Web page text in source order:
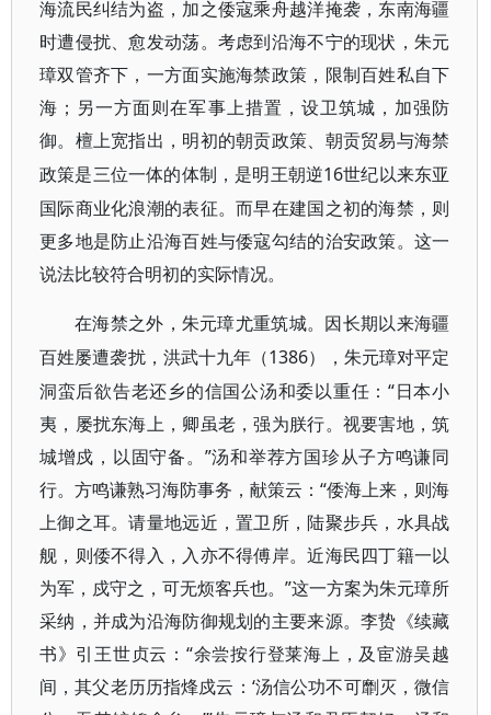
海流民纠结为盗，加之倭寇乘舟越洋掩袭，东南海疆
时遭侵扰、愈发动荡。考虑到沿海不宁的现状，朱元
璋双管齐下，一方面实施海禁政策，限制百姓私自下
海；另一方面则在军事上措置，设卫筑城，加强防
御。檀上宽指出，明初的朝贡政策、朝贡贸易与海禁
政策是三位一体的体制，是明王朝逆16世纪以来东亚
国际商业化浪潮的表征。而早在建国之初的海禁，则
更多地是防止沿海百姓与倭寇勾结的治安政策。这一
说法比较符合明初的实际情况。
在海禁之外，朱元璋尤重筑城。因长期以来海疆
百姓屡遭袭扰，洪武十九年（1386），朱元璋对平定
洞蛮后欲告老还乡的信国公汤和委以重任：“日本小
夷，屡扰东海上，卿虽老，强为朕行。视要害地，筑
城增戍，以固守备。”汤和举荐方国珍从子方鸣谦同
行。方鸣谦熟习海防事务，献策云：“倭海上来，则海
上御之耳。请量地远近，置卫所，陆聚步兵，水具战
舰，则倭不得入，入亦不得傅岸。近海民四丁籍一以
为军，戍守之，可无烦客兵也。”这一方案为朱元璋所
采纳，并成为沿海防御规划的主要来源。李贽《续藏
书》引王世贞云：“余尝按行登莱海上，及宦游吴越
间，其父老历历指烽戍云：‘汤信公功不可劘灭，微信